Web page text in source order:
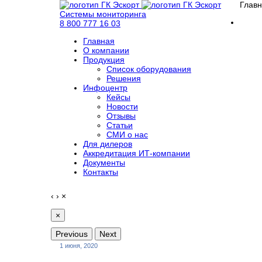
Системы мониторинга
8 800 777 16 03
Главная
О компании
Продукция
Список оборудования
Решения
Инфоцентр
Кейсы
Новости
Отзывы
Статьи
СМИ о нас
Для дилеров
Аккредитация ИТ-компании
Документы
Контакты
‹ › ×
×
Previous
Next
1 июня, 2020